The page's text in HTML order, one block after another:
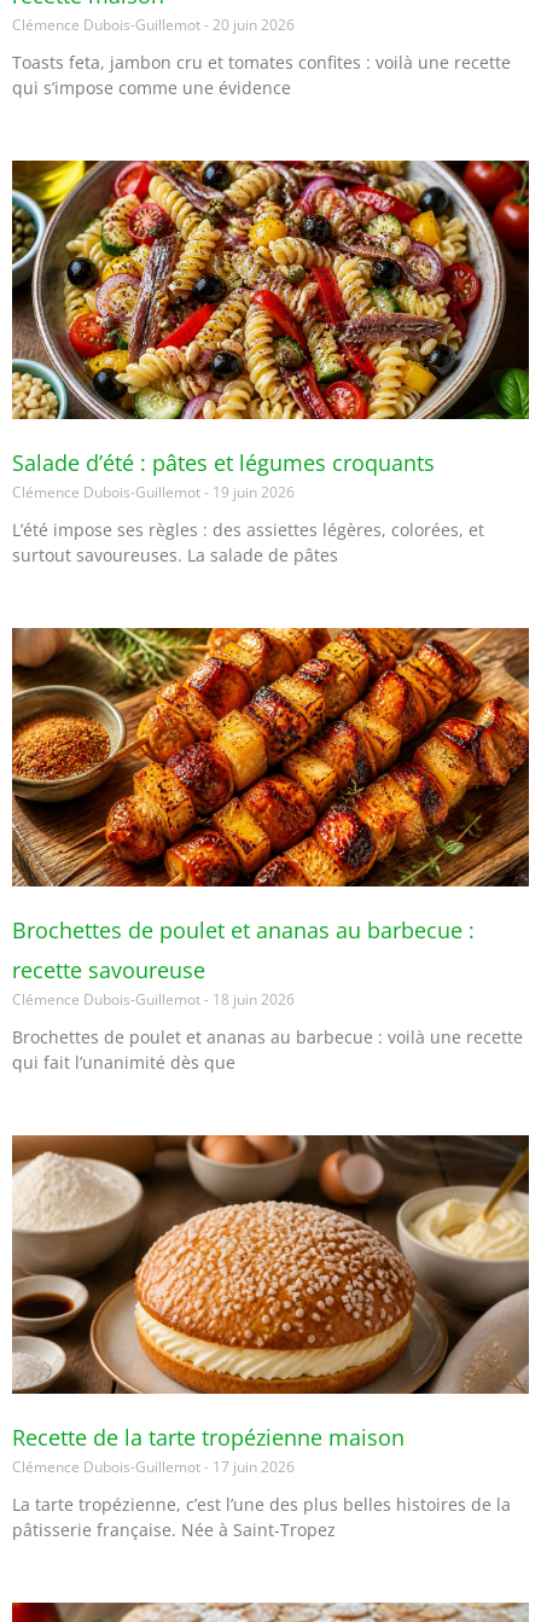
Clémence Dubois-Guillemot 20 juin 2026
Toasts feta, jambon cru et tomates confites : voilà une recette
qui s’impose comme une évidence
Salade d’été : pâtes et légumes croquants
Clémence Dubois-Guillemot 19 juin 2026
L’été impose ses règles : des assiettes légères, colorées, et
surtout savoureuses. La salade de pâtes
Brochettes de poulet et ananas au barbecue :
recette savoureuse
Clémence Dubois-Guillemot 18 juin 2026
Brochettes de poulet et ananas au barbecue : voilà une recette
qui fait l’unanimité dès que
Recette de la tarte tropézienne maison
Clémence Dubois-Guillemot 17 juin 2026
La tarte tropézienne, c’est l’une des plus belles histoires de la
pâtisserie française. Née à Saint-Tropez